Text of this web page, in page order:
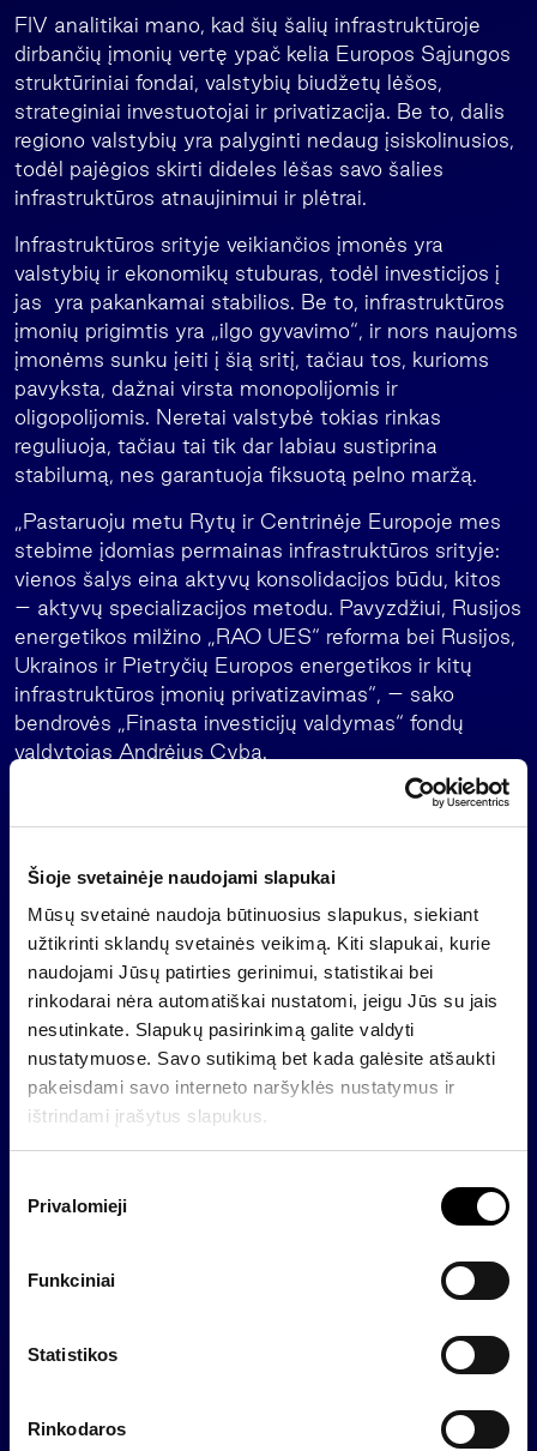
Šioje svetainėje naudojami slapukai
Mūsų svetainė naudoja būtinuosius slapukus, siekiant
užtikrinti sklandų svetainės veikimą. Kiti slapukai, kurie
naudojami Jūsų patirties gerinimui, statistikai bei
rinkodarai nėra automatiškai nustatomi, jeigu Jūs su jais
nesutinkate. Slapukų pasirinkimą galite valdyti
nustatymuose. Savo sutikimą bet kada galėsite atšaukti
pakeisdami savo interneto naršyklės nustatymus ir
ištrindami įrašytus slapukus.
Privalomieji
Funkciniai
Statistikos
Rinkodaros
FIV analitikai mano, kad šių šalių infrastruktūroje
dirbančių įmonių vertę ypač kelia Europos Sąjungos
struktūriniai fondai, valstybių biudžetų lėšos,
strateginiai investuotojai ir privatizacija. Be to, dalis
regiono valstybių yra palyginti nedaug įsiskolinusios,
todėl pajėgios skirti dideles lėšas savo šalies
infrastruktūros atnaujinimui ir plėtrai.
Infrastruktūros srityje veikiančios įmonės yra
valstybių ir ekonomikų stuburas, todėl investicijos į
jas yra pakankamai stabilios. Be to, infrastruktūros
įmonių prigimtis yra „ilgo gyvavimo“, ir nors naujoms
įmonėms sunku įeiti į šią sritį, tačiau tos, kurioms
pavyksta, dažnai virsta monopolijomis ir
oligopolijomis. Neretai valstybė tokias rinkas
reguliuoja, tačiau tai tik dar labiau sustiprina
stabilumą, nes garantuoja fiksuotą pelno maržą.
„Pastaruoju metu Rytų ir Centrinėje Europoje mes
stebime įdomias permainas infrastruktūros srityje:
vienos šalys eina aktyvų konsolidacijos būdu, kitos
– aktyvų specializacijos metodu. Pavyzdžiui, Rusijos
energetikos milžino „RAO UES“ reforma bei Rusijos,
Ukrainos ir Pietryčių Europos energetikos ir kitų
infrastruktūros įmonių privatizavimas“, – sako
bendrovės „Finasta investicijų valdymas“ fondų
valdytojas Andrėjus Cyba.
„Infrastruktūros“ fondo investavimo geografija – nuo
Kazachstano iki Austrijos išsidėsčiusios bendrovės,
vystymu – transporto, statybos, logistikos, elektros
energijos ir kitos bendrovės. Rekomenduojamas
minimalus investavimo laikotarpis – 3-5 metai.
Apie UAB „Finasta investicijų valdymas“
UAB „Finasta investicijų valdymas“ šiuo metu turi
apie 17 tūkst. pensijų ir investicinių fondų klientų.
Bendrovė valdo keturis investicinius ir šešis pensijų
fondus, kurių turtas yra daugiau nei 400 mln. Lt.
Bendrovės pensijų fondai platinami per Šiaulių ir Ūkio
100 proc. bendrovės akcijų priklauso bendrovei
nebankinės finansų maklerio įmonės Lietuvoje
„Finasta“ akcijų.